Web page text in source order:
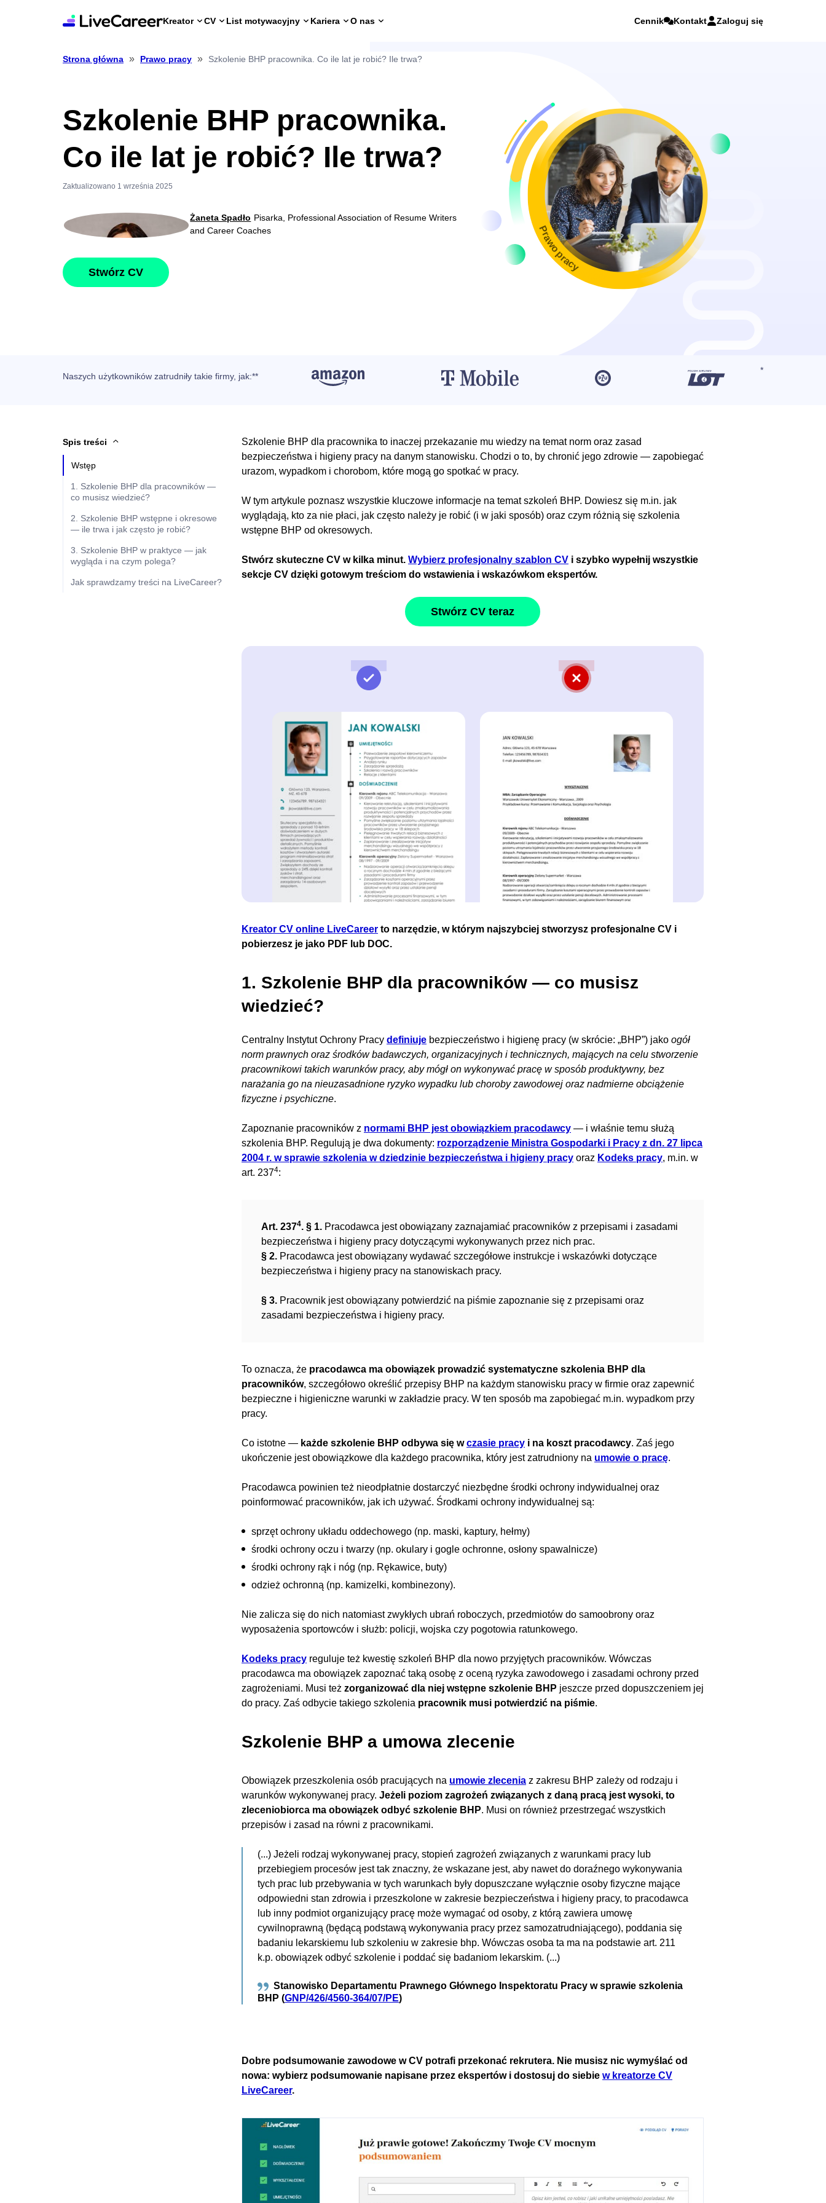
Kreator CV List motywacyjny Kariera O nas Cennik Kontakt Zaloguj się
Strona główna » Prawo pracy » Szkolenie BHP pracownika. Co ile lat je robić? Ile trwa?
Szkolenie BHP pracownika.
Co ile lat je robić? Ile trwa?
Zaktualizowano 1 września 2025
Żaneta Spadło Pisarka, Professional Association of Resume Writers
and Career Coaches
Stwórz CV Prawo pracy
Naszych użytkowników zatrudniły takie firmy, jak:**
Spis treści
Wstęp
1. Szkolenie BHP dla pracowników —
co musisz wiedzieć?
2. Szkolenie BHP wstępne i okresowe
— ile trwa i jak często je robić?
3. Szkolenie BHP w praktyce — jak
wygląda i na czym polega?
Jak sprawdzamy treści na LiveCareer?
Szkolenie BHP dla pracownika to inaczej przekazanie mu wiedzy na temat norm oraz zasad
bezpieczeństwa i higieny pracy na danym stanowisku. Chodzi o to, by chronić jego zdrowie — zapobiegać
urazom, wypadkom i chorobom, które mogą go spotkać w pracy.
W tym artykule poznasz wszystkie kluczowe informacje na temat szkoleń BHP. Dowiesz się m.in. jak
wyglądają, kto za nie płaci, jak często należy je robić (i w jaki sposób) oraz czym różnią się szkolenia
wstępne BHP od okresowych.
Stwórz skuteczne CV w kilka minut. Wybierz profesjonalny szablon CV i szybko wypełnij wszystkie
sekcje CV dzięki gotowym treściom do wstawienia i wskazówkom ekspertów.
Stwórz CV teraz
Kreator CV online LiveCareer to narzędzie, w którym najszybciej stworzysz profesjonalne CV i
pobierzesz je jako PDF lub DOC.
1. Szkolenie BHP dla pracowników — co musisz
wiedzieć?
Centralny Instytut Ochrony Pracy definiuje bezpieczeństwo i higienę pracy (w skrócie: „BHP”) jako ogół
norm prawnych oraz środków badawczych, organizacyjnych i technicznych, mających na celu stworzenie
pracownikowi takich warunków pracy, aby mógł on wykonywać pracę w sposób produktywny, bez
narażania go na nieuzasadnione ryzyko wypadku lub choroby zawodowej oraz nadmierne obciążenie
fizyczne i psychiczne.
Zapoznanie pracowników z normami BHP jest obowiązkiem pracodawcy — i właśnie temu służą
szkolenia BHP. Regulują je dwa dokumenty: rozporządzenie Ministra Gospodarki i Pracy z dn. 27 lipca
2004 r. w sprawie szkolenia w dziedzinie bezpieczeństwa i higieny pracy oraz Kodeks pracy, m.in. w
art. 2374:
Art. 2374. § 1. Pracodawca jest obowiązany zaznajamiać pracowników z przepisami i zasadami
bezpieczeństwa i higieny pracy dotyczącymi wykonywanych przez nich prac.
§ 2. Pracodawca jest obowiązany wydawać szczegółowe instrukcje i wskazówki dotyczące
bezpieczeństwa i higieny pracy na stanowiskach pracy.
§ 3. Pracownik jest obowiązany potwierdzić na piśmie zapoznanie się z przepisami oraz
zasadami bezpieczeństwa i higieny pracy.
To oznacza, że pracodawca ma obowiązek prowadzić systematyczne szkolenia BHP dla
pracowników, szczegółowo określić przepisy BHP na każdym stanowisku pracy w firmie oraz zapewnić
bezpieczne i higieniczne warunki w zakładzie pracy. W ten sposób ma zapobiegać m.in. wypadkom przy
pracy.
Co istotne — każde szkolenie BHP odbywa się wczasie pracy i na koszt pracodawcy. Zaś jego
ukończenie jest obowiązkowe dla każdego pracownika, który jest zatrudniony na umowie o pracę.
Pracodawca powinien też nieodpłatnie dostarczyć niezbędne środki ochrony indywidualnej oraz
poinformować pracowników, jak ich używać. Środkami ochrony indywidualnej są:
sprzęt ochrony układu oddechowego (np. maski, kaptury, hełmy)
środki ochrony oczu i twarzy (np. okulary i gogle ochronne, osłony spawalnicze)
środki ochrony rąk i nóg (np. Rękawice, buty)
odzież ochronną (np. kamizelki, kombinezony).
Nie zalicza się do nich natomiast zwykłych ubrań roboczych, przedmiotów do samoobrony oraz
wyposażenia sportowców i służb: policji, wojska czy pogotowia ratunkowego.
Kodeks pracy reguluje też kwestię szkoleń BHP dla nowo przyjętych pracowników. Wówczas
pracodawca ma obowiązek zapoznać taką osobę z oceną ryzyka zawodowego i zasadami ochrony przed
zagrożeniami. Musi też zorganizować dla niej wstępne szkolenie BHP jeszcze przed dopuszczeniem jej
do pracy. Zaś odbycie takiego szkolenia pracownik musi potwierdzić na piśmie.
Szkolenie BHP a umowa zlecenie
Obowiązek przeszkolenia osób pracujących na umowie zlecenia z zakresu BHP zależy od rodzaju i
warunków wykonywanej pracy. Jeżeli poziom zagrożeń związanych z daną pracą jest wysoki, to
zleceniobiorca ma obowiązek odbyć szkolenie BHP. Musi on również przestrzegać wszystkich
przepisów i zasad na równi z pracownikami.
(...) Jeżeli rodzaj wykonywanej pracy, stopień zagrożeń związanych z warunkami pracy lub
przebiegiem procesów jest tak znaczny, że wskazane jest, aby nawet do doraźnego wykonywania
tych prac lub przebywania w tych warunkach były dopuszczane wyłącznie osoby fizyczne mające
odpowiedni stan zdrowia i przeszkolone w zakresie bezpieczeństwa i higieny pracy, to pracodawca
lub inny podmiot organizujący pracę może wymagać od osoby, z którą zawiera umowę
cywilnoprawną (będącą podstawą wykonywania pracy przez samozatrudniającego), poddania się
badaniu lekarskiemu lub szkoleniu w zakresie bhp. Wówczas osoba ta ma na podstawie art. 211
k.p. obowiązek odbyć szkolenie i poddać się badaniom lekarskim. (...)
Stanowisko Departamentu Prawnego Głównego Inspektoratu Pracy w sprawie szkolenia
BHP (GNP/426/4560-364/07/PE)
Dobre podsumowanie zawodowe w CV potrafi przekonać rekrutera. Nie musisz nic wymyślać od
nowa: wybierz podsumowanie napisane przez ekspertów i dostosuj do siebie w kreatorze CV
LiveCareer.